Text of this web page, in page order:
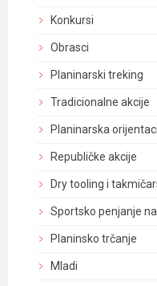
Konkursi
Obrasci
Planinarski treking
Tradicionalne akcije
Planinarska
Republičke akcije
Dry tooling i
Sportsko penjanje
Planinsko trčanje
Mladi